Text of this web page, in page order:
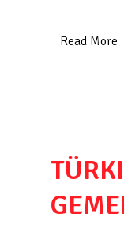
Read More